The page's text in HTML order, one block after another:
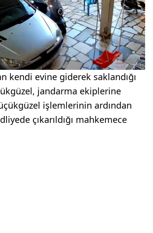
kendi evine giderek saklandığı
jandarma ekiplerine
işlemlerinin ardından
çıkarıldığı mahkemece